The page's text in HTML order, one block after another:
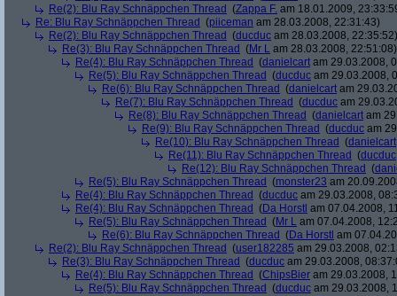
Re(2): Blu Ray Schnäppchen Thread (Zappa F. am 18.01.2009,
Re: Blu Ray Schnäppchen Thread (piiceman am 28.03.2008, 22:31:43)
Re(2): Blu Ray Schnäppchen Thread (ducduc am 28.03.2008, 22:35:52)
Re(3): Blu Ray Schnäppchen Thread (Mr L am 28.03.2008, 22:51:08)
Re(4): Blu Ray Schnäppchen Thread (danielcart am 29.03.2008,
Re(5): Blu Ray Schnäppchen Thread (ducduc am 29.03.2008,
Re(6): Blu Ray Schnäppchen Thread (danielcart am
Re(7): Blu Ray Schnäppchen Thread (ducduc am
Re(8): Blu Ray Schnäppchen Thread (danielcart am
Re(9): Blu Ray Schnäppchen Thread (ducduc am
Re(10): Blu Ray Schnäppchen Thread (danielcart
Re(11): Blu Ray Schnäppchen Thread (ducduc
Re(12): Blu Ray Schnäppchen Thread (
Re(5): Blu Ray Schnäppchen Thread (monster23 am
Re(4): Blu Ray Schnäppchen Thread (ducduc am 29.03.2008,
Re(4): Blu Ray Schnäppchen Thread (Da Horstl am 07.04.2008,
Re(5): Blu Ray Schnäppchen Thread (Mr L am 07.04.2008,
Re(6): Blu Ray Schnäppchen Thread (Da Horstl am
Re(2): Blu Ray Schnäppchen Thread (user182285 am 29.03.2008,
Re(3): Blu Ray Schnäppchen Thread (ducduc am 29.03.2008,
Re(4): Blu Ray Schnäppchen Thread (ChipsBier am 29.03.2008,
Re(5): Blu Ray Schnäppchen Thread (ducduc am 29.03.2008,